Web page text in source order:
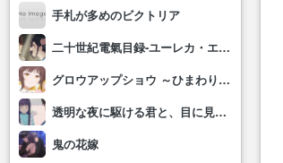
手札が多めのビクトリア
二十世紀電氣目録-ユーレカ・エヴリカ-
グロウアップショウ ～ひまわりのサーカス団～
透明な夜に駆ける君と、目に見えない恋をした。
鬼の花嫁